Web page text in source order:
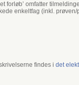
forløb’ omfatter
enkeltfag (inkl. prøven/
findes i det